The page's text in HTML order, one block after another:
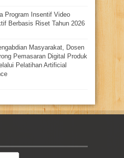
Program Insentif Video
Berbasis Riset Tahun 2026
Masyarakat, Dosen
Pemasaran Digital Produk
Pelatihan Artificial